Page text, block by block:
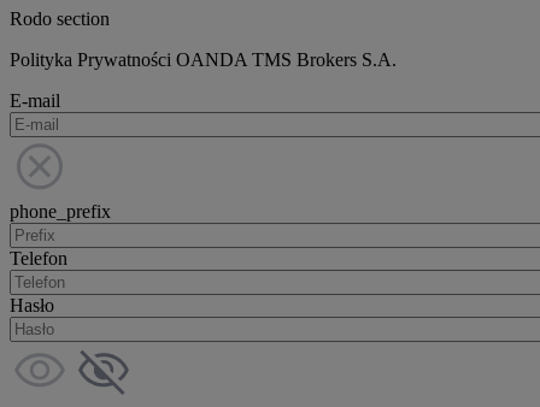
Rodo section
Polityka Prywatności OANDA TMS Brokers S.A.
E-mail
phone_prefix
Telefon
Hasło